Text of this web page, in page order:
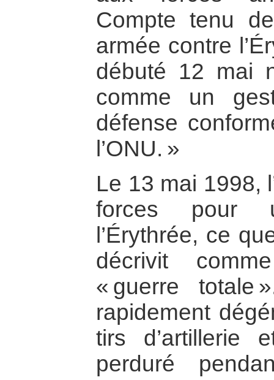
Compte tenu
armée contre
débuté 12 mai
comme un
défense
l’ONU. »
Le 13 mai 1998,
forces pour
l’Érythrée, ce
décrivit
« guerre totale
rapidement
tirs d’artillerie
perduré